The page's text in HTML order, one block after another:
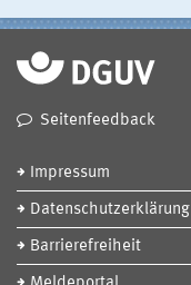
Seitenfeedback
Impressum
Datenschutzerklärung
Barrierefreiheit